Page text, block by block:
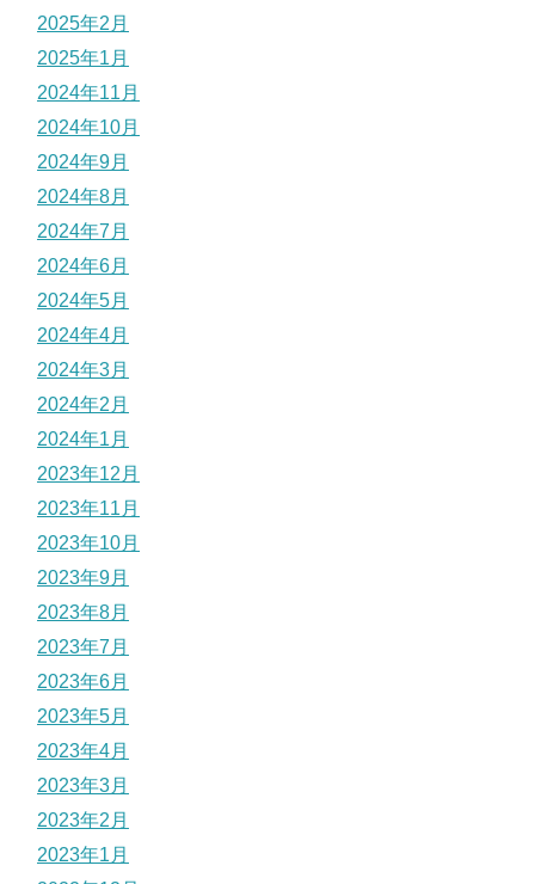
2025年2月
2025年1月
2024年11月
2024年10月
2024年9月
2024年8月
2024年7月
2024年6月
2024年5月
2024年4月
2024年3月
2024年2月
2024年1月
2023年12月
2023年11月
2023年10月
2023年9月
2023年8月
2023年7月
2023年6月
2023年5月
2023年4月
2023年3月
2023年2月
2023年1月